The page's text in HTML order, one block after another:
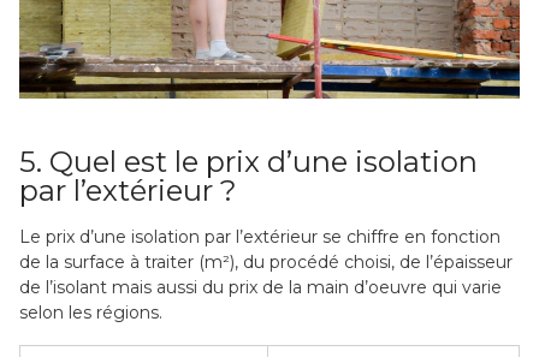
5. Quel est le prix d’une isolation
par l’extérieur ?
Le prix d’une isolation par l’extérieur se chiffre en fonction
de la surface à traiter (m²), du procédé choisi, de l’épaisseur
de l’isolant mais aussi du prix de la main d’oeuvre qui varie
selon les régions.